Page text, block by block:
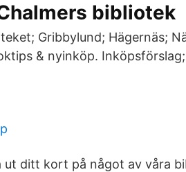
bibliotek
Gribbylund; Hägernäs;
& nyinköp.
ditt kort på något av våra